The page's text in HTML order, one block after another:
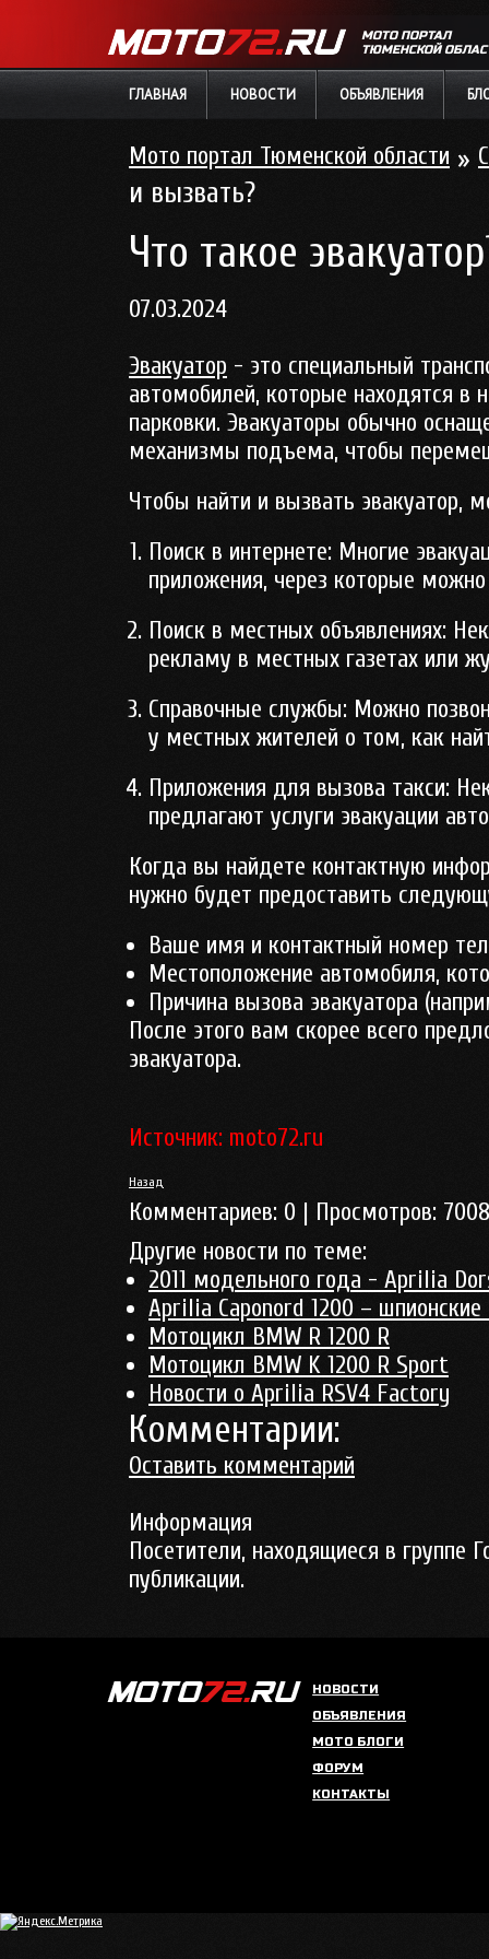
МОТО ПОРТАЛ
ТЮМЕНСКОЙ
ГЛАВНАЯ НОВОСТИ ОБЪЯВЛЕНИЯ
Мото портал Тюменской области »
и вызвать?
Что такое
07.03.2024
Эвакуатор - это специальный
автомобилей, которые находятся в
парковки. Эвакуаторы обычно
механизмы подъема, чтобы
Чтобы найти и вызвать эвакуатор,
Поиск в интернете: Многие
приложения, через которые
Поиск в местных объявлениях:
рекламу в местных газетах или
Справочные службы: Можно
у местных жителей о том, как
Приложения для вызова такси:
предлагают услуги эвакуации
Когда вы найдете контактную
нужно будет предоставить
Ваше имя и контактный номер
Местоположение автомобиля,
Причина вызова эвакуатора
После этого вам скорее всего
эвакуатора.
Источник: moto72.ru
Назад
Комментариев: 0 | Просмотров: 7008
Другие новости по теме:
2011 модельного года - Aprilia
Aprilia Caponord 1200 –
Мотоцикл BMW R 1200 R
Мотоцикл BMW K 1200 R Sport
Новости о Aprilia RSV4 Factory
Комментарии:
Оставить комментарий
Информация
Посетители, находящиеся в группе
публикации.
НОВОСТИ
ОБЪЯВЛЕНИЯ
МОТО БЛОГИ
ФОРУМ
КОНТАКТЫ